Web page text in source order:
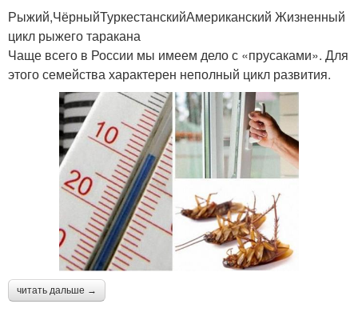
Рыжий,ЧёрныйТуркестанскийАмериканский Жизненный
цикл рыжего таракана
Чаще всего в России мы имеем дело с «прусаками». Для
этого семейства характерен неполный цикл развития.
читать дальше →